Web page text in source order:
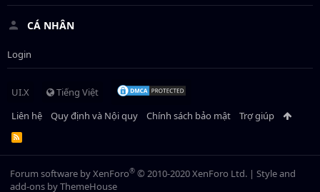
CÁ NHÂN
Login
UI.X
Tiếng Việt
Liên hệ
Quy định và Nội quy Chính sách bảo mật Trợ giúp
R
S
S
Forum software by XenForo® © 2010-2020 XenForo Ltd. | Style and
add-ons by ThemeHouse